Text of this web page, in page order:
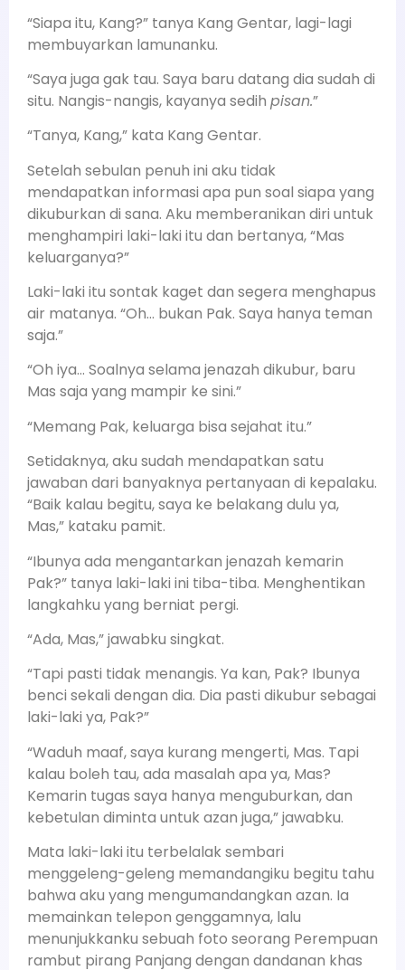
“Siapa itu, Kang?” tanya Kang Gentar, lagi-lagi
membuyarkan lamunanku.
“Saya juga gak tau. Saya baru datang dia sudah di
situ. Nangis-nangis, kayanya sedih pisan.”
“Tanya, Kang,” kata Kang Gentar.
Setelah sebulan penuh ini aku tidak
mendapatkan informasi apa pun soal siapa yang
dikuburkan di sana. Aku memberanikan diri untuk
menghampiri laki-laki itu dan bertanya, “Mas
keluarganya?”
Laki-laki itu sontak kaget dan segera menghapus
air matanya. “Oh… bukan Pak. Saya hanya teman
saja.”
“Oh iya… Soalnya selama jenazah dikubur, baru
Mas saja yang mampir ke sini.”
“Memang Pak, keluarga bisa sejahat itu.”
Setidaknya, aku sudah mendapatkan satu
jawaban dari banyaknya pertanyaan di kepalaku.
“Baik kalau begitu, saya ke belakang dulu ya,
Mas,” kataku pamit.
“Ibunya ada mengantarkan jenazah kemarin
Pak?” tanya laki-laki ini tiba-tiba. Menghentikan
langkahku yang berniat pergi.
“Ada, Mas,” jawabku singkat.
“Tapi pasti tidak menangis. Ya kan, Pak? Ibunya
benci sekali dengan dia. Dia pasti dikubur sebagai
laki-laki ya, Pak?”
“Waduh maaf, saya kurang mengerti, Mas. Tapi
kalau boleh tau, ada masalah apa ya, Mas?
Kemarin tugas saya hanya menguburkan, dan
kebetulan diminta untuk azan juga,” jawabku.
Mata laki-laki itu terbelalak sembari
menggeleng-geleng memandangiku begitu tahu
bahwa aku yang mengumandangkan azan. Ia
memainkan telepon genggamnya, lalu
menunjukkanku sebuah foto seorang Perempuan
rambut pirang Panjang dengan dandanan khas